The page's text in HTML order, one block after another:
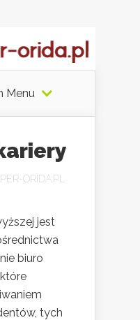
Menu
ORIDA.PL
jest
biuro
tych